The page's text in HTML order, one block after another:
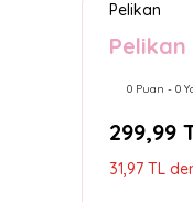
Pelikan
0 Puan - 0
299,99
31,97 TL